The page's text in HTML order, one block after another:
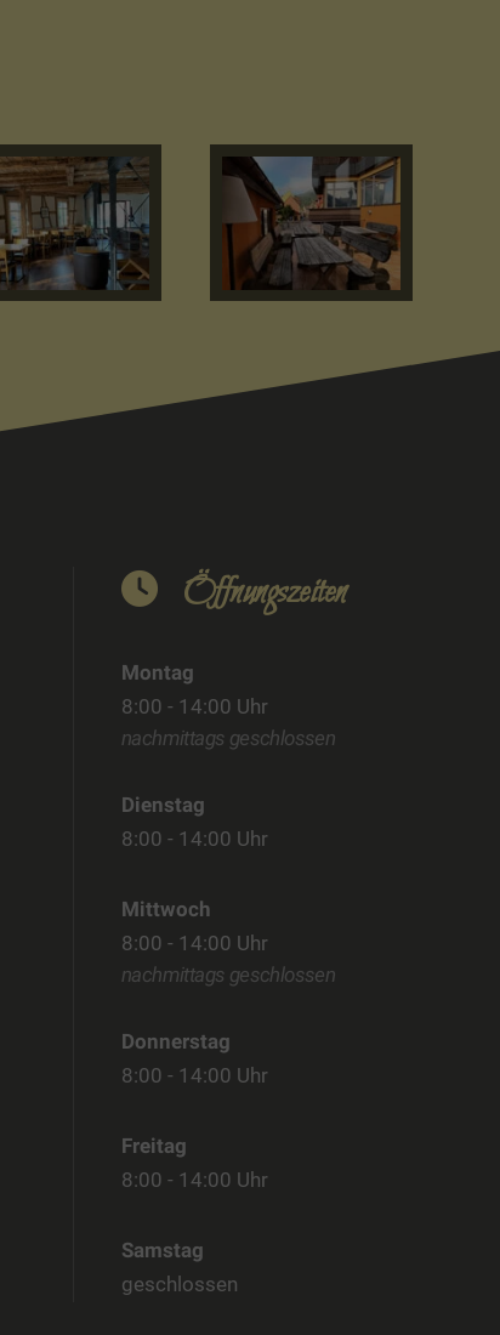
Öffnungszeiten
Montag
8:00 - 14:00 Uhr
nachmittags geschlossen
Dienstag
8:00 - 14:00 Uhr
Mittwoch
8:00 - 14:00 Uhr
nachmittags geschlossen
Donnerstag
8:00 - 14:00 Uhr
Freitag
8:00 - 14:00 Uhr
Samstag
geschlossen